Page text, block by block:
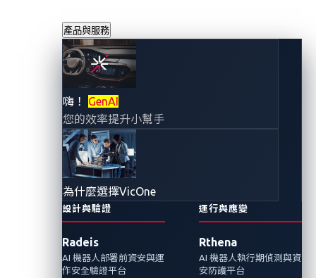
產品與服務
嗨！ GenAI
您的效率提升小幫手
為什麼選擇VicOne
設計與驗證
Radeis
AI 機器人部署前資安與運
作安全驗證平台
運行與應變
Rthena
AI 機器人執行期偵測與資
安防護平台
VicOne 加入 eSync
聯盟協助強化汽車
OTA 安全性
2025年5月29日
隨著 UN R155/R156 和 ISO 24089 法規推升對